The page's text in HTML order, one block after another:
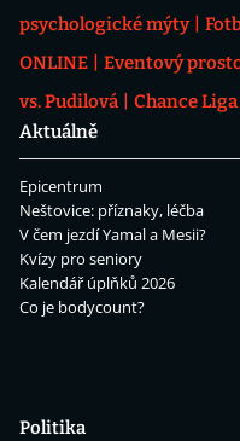
psychologické mýty
ONLINE
Eventový
vs. Pudilová
Chance
Aktuálně
Epicentrum
Neštovice: příznaky, léčba
V čem jezdí Yamal a Mesii?
Kvízy pro seniory
Kalendář úplňků 2026
Co je bodycount?
Politika